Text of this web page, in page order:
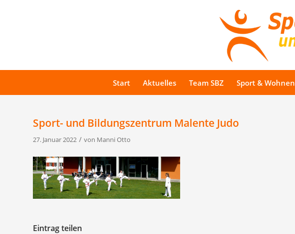
Start Aktuelles Team SBZ Sport & Wohnen
Sport- und Bildungszentrum Malente Judo
27. Januar 2022 / von Manni Otto
Eintrag teilen